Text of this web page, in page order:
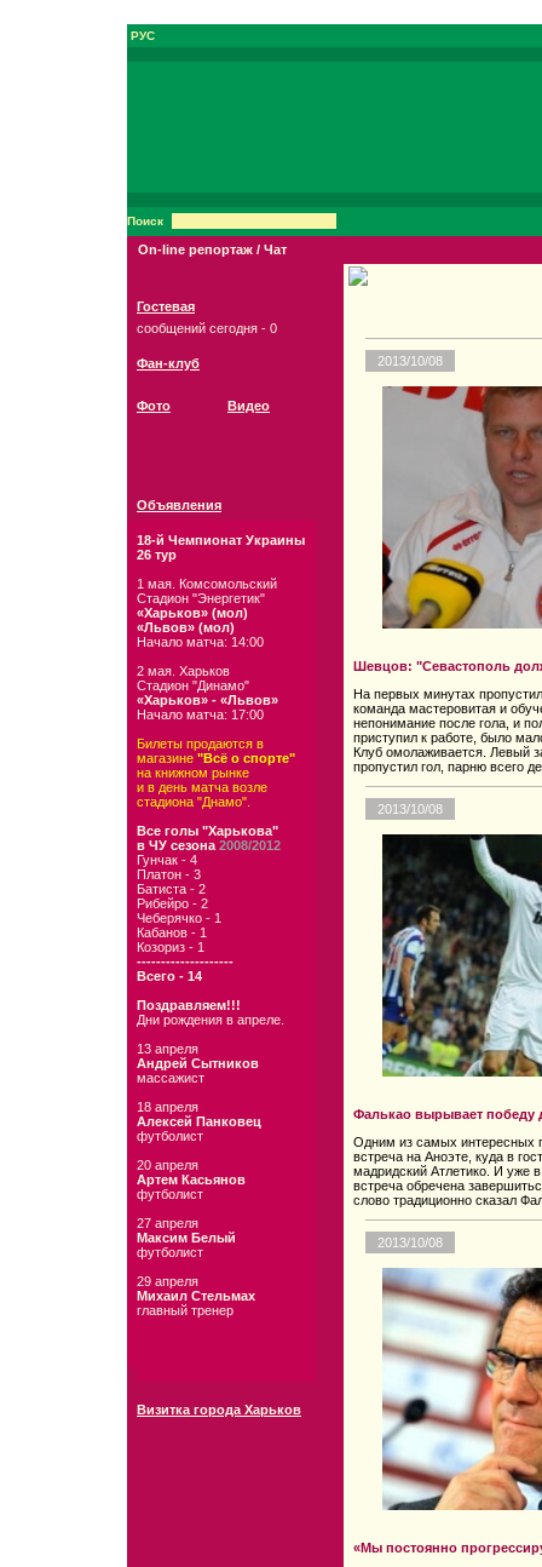
РУС
Поиск
On-line репортаж / Чат
Гостевая
сообщений сегодня - 0
Фан-клуб
Фото Видео
Объявления
18-й Чемпионат Украины
26 тур
1 мая. Комсомольский
Стадион "Энергетик"
«Харьков» (мол)
«Львов» (мол)
Начало матча: 14:00
2 мая. Харьков
Стадион "Динамо"
«Харьков» - «Львов»
Начало матча: 17:00
Билеты продаются в
магазине "Всё о спорте"
на книжном рынке
и в день матча возле
стадиона "Днамо".
Все голы "Харькова"
в ЧУ сезона 2008/2012
Гунчак - 4
Платон - 3
Батиста - 2
Рибейро - 2
Чеберячко - 1
Кабанов - 1
Козориз - 1
--------------------
Всего - 14
Поздравляем!!!
Дни рождения в апреле.
13 апреля
Андрей Сытников
массажист
18 апреля
Алексей Панковец
футболист
20 апреля
Артем Касьянов
футболист
27 апреля
Максим Белый
футболист
29 апреля
Михаил Стельмах
главный тренер
Визитка города Харьков
2013/10/08
Шевцов: "Севастополь
На первых минутах
команда мастеровитая и
непонимание после гола, и
приступил к работе, было
Клуб омолаживается. Левый
пропустил гол, парню всего
2013/10/08
Фалькао вырывает победу
Одним из самых интересных
встреча на Аноэте, куда в
мадридский Атлетико. И уже
встреча обречена
слово традиционно сказал
2013/10/08
«Мы постоянно